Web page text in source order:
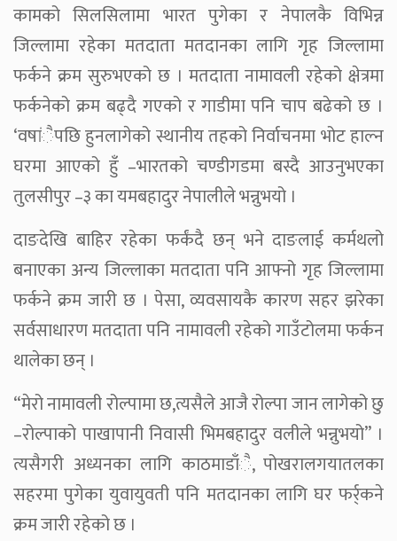
कामको सिलसिलामा भारत पुगेका र नेपालकै विभिन्न
जिल्लामा रहेका मतदाता मतदानका लागि गृह जिल्लामा
फर्कने क्रम सुरुभएको छ । मतदाता नामावली रहेको क्षेत्रमा
फर्कनेको क्रम बढ्दै गएको र गाडीमा पनि चाप बढेको छ ।
‘वषांैपछि हुनलागेको स्थानीय तहको निर्वाचनमा भोट हाल्न
घरमा आएको हुँ –भारतको चण्डीगडमा बस्दै आउनुभएका
तुलसीपुर –३ का यमबहादुर नेपालीले भन्नुभयो ।
दाङदेखि बाहिर रहेका फर्कंदै छन् भने दाङलाई कर्मथलो
बनाएका अन्य जिल्लाका मतदाता पनि आफ्नो गृह जिल्लामा
फर्कने क्रम जारी छ । पेसा, व्यवसायकै कारण सहर झरेका
सर्वसाधारण मतदाता पनि नामावली रहेको गाउँटोलमा फर्कन
थालेका छन् ।
“मेरो नामावली रोल्पामा छ,त्यसैले आजै रोल्पा जान लागेको छु
–रोल्पाको पाखापानी निवासी भिमबहादुर वलीले भन्नुभयो” ।
त्यसैगरी अध्यनका लागि काठमाडाँै, पोखरालगयातलका
सहरमा पुगेका युवायुवती पनि मतदानका लागि घर फर्र्कने
क्रम जारी रहेको छ ।